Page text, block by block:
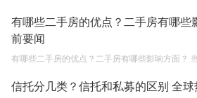
有哪些二手房的优点？二手房有哪些
前要闻
有哪些二手房的优点？二手房有哪些影响方面？
信托分几类？信托和私募的区别 全球